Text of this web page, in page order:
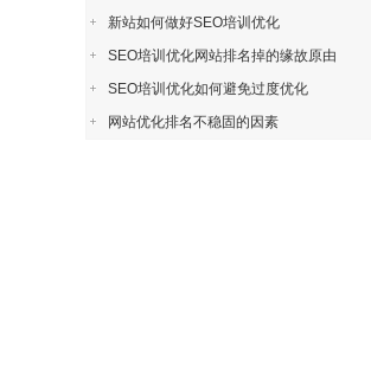
新站如何做好SEO培训优化
SEO培训优化网站排名掉的缘故原由
SEO培训优化如何避免过度优化
网站优化排名不稳固的因素